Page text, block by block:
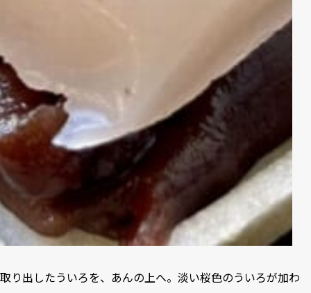
取り出したういろを、あんの上へ。淡い桜色のういろが加わ